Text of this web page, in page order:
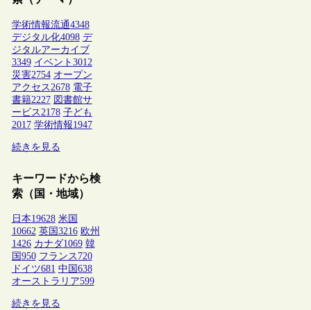
学術情報流通4348
デジタル化4098 デ
ジタルアーカイブ
3349 イベント 3012
災害2754 オープン
アクセス 2678 電子
書籍2227 図書館サ
ービス 2178 子ども
2017 学術情報1947
続きを見る
キーワードから検
索（国・地域）
日本19628 米国
10662 英国 3216 欧州
1426 カナダ1069 韓
国 950 フランス 720
ドイツ681 中国 638
オーストラリア599
続きを見る